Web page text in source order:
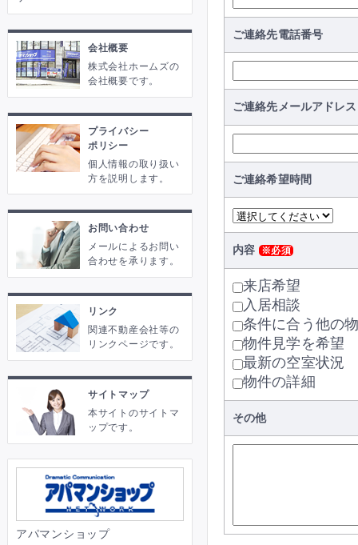
ご連絡先電話番号
ご連絡先メールアドレス
ご連絡希望時間
内容 ※必須
来店希望
入居相談
条件に合う他の
物件見学を希望
最新の空室状況
物件の詳細
その他
会社概要
株式会社ホームズの
会社概要です。
プライバシー
ポリシー
個人情報の取り扱い
方を説明します。
お問い合わせ
メールによるお問い
合わせを承ります。
リンク
関連不動産会社等の
リンクページです。
サイトマップ
本サイトのサイトマ
ップです。
アパマンショップ